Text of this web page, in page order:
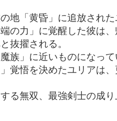
地「黄昏」に追放され
の力」に覚醒した彼は
抜擢される。
族」に近いものになっ
覚悟を決めたユリアは
る無双、最強剣士の成